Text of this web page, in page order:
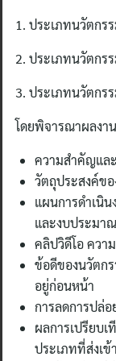
1. ประเภทนวัตกร
2. ประเภทนวัตกร
3. ประเภทนวัตกร
โดยพิจารณาผลงา
ความสำคัญแล
วัตถุประสงค์ขอ
แผนการดำเนิ
และงบประมา
คลิปวิดีโอ ควา
ข้อดีของนวัตก
อยู่ก่อนหน้า
การลดการปล่อ
ผลการเปรียบ
ประเภทที่ส่งเข้